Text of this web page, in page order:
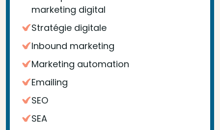
marketing digital
Stratégie digitale
Inbound marketing
Marketing automation
Emailing
SEO
SEA